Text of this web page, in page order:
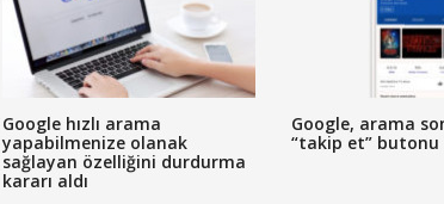
Google hızlı arama
yapabilmenize olanak
sağlayan özelliğini durdurma
kararı aldı
Google, arama
“takip et”